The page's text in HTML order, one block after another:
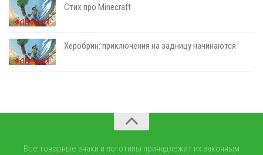
Стих про Minecraft
Херобрин: приключения на задницу начинаются
Все товарные знаки и логотипы принадлежат их законным